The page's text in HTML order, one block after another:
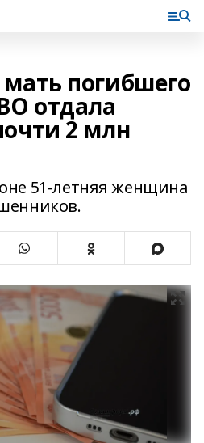
погибшего
отдала
2 млн
51-летняя женщина